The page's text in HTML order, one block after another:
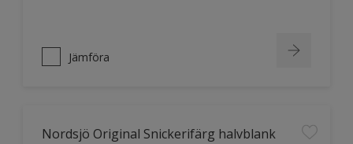
Jämföra
Nordsjö Original Snickerifärg halvblank